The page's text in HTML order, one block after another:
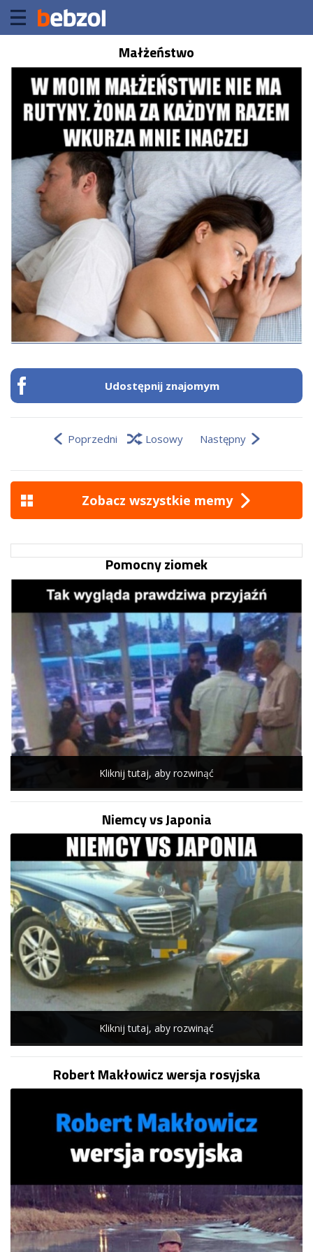
Małżeństwo
Udostępnij znajomym
Poprzedni Losowy Następny
Zobacz wszystkie memy
Pomocny ziomek
Kliknij tutaj, aby rozwinąć
Niemcy vs Japonia
Kliknij tutaj, aby rozwinąć
Robert Makłowicz wersja rosyjska